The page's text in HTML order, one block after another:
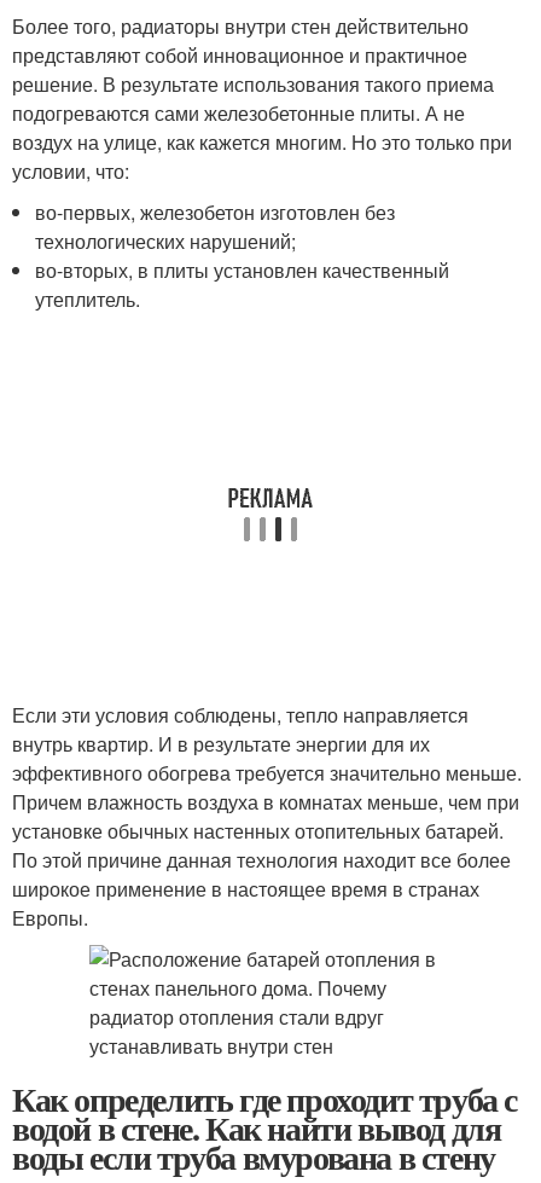
Более того, радиаторы внутри стен действительно
представляют собой инновационное и практичное
решение. В результате использования такого приема
подогреваются сами железобетонные плиты. А не
воздух на улице, как кажется многим. Но это только при
условии, что:
во-первых, железобетон изготовлен без
технологических нарушений;
во-вторых, в плиты установлен качественный
утеплитель.
Если эти условия соблюдены, тепло направляется
внутрь квартир. И в результате энергии для их
эффективного обогрева требуется значительно меньше.
Причем влажность воздуха в комнатах меньше, чем при
установке обычных настенных отопительных батарей.
По этой причине данная технология находит все более
широкое применение в настоящее время в странах
Европы.
Как определить где проходит труба с
водой в стене. Как найти вывод для
воды если труба вмурована в стену